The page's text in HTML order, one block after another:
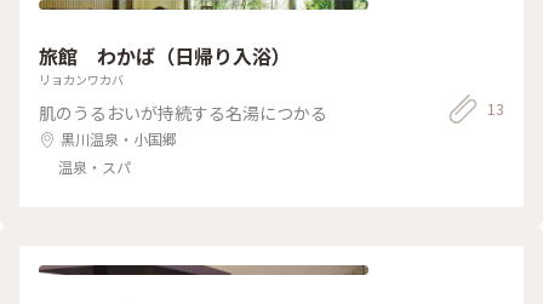
旅館 わかば（日帰り入浴）
リョカンワカバ
肌のうるおいが持続する名湯につかる
黒川温泉・小国郷
温泉・スパ
13